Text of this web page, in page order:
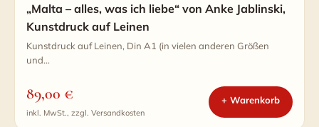
„Malta – alles, was ich liebe“ von Anke Jablinski,
Kunstdruck auf Leinen
Kunstdruck auf Leinen, Din A1 (in vielen anderen Größen
und…
89,00 €
inkl. MwSt., zzgl. Versandkosten
+ Warenkorb